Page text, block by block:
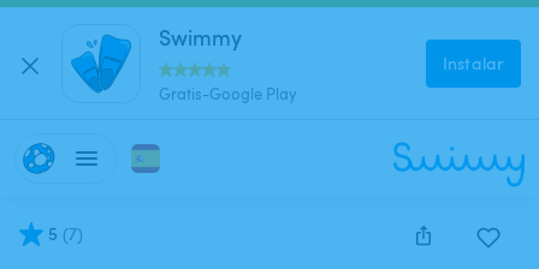
Swimmy
Gratis-Google Play
Instalar
5 (7)